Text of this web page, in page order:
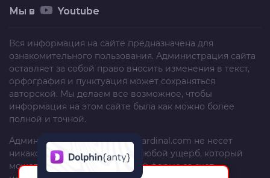
Мы в Youtube
Вся информация на сайте предназначена для
ознакомительного пользования. Администрация сайта
оставляет за собой право вносить изменения в текст,
орфография и пунктуация может сохраняться
авторской. Мы делаем все возможное, чтобы
информация на этом сайте была как можно более
полной и точной.
Администрация сайтаtrafficcardinal.com не несет
никакой ответственности за любой ущерб, который
может быть причинен в любой форме за счет